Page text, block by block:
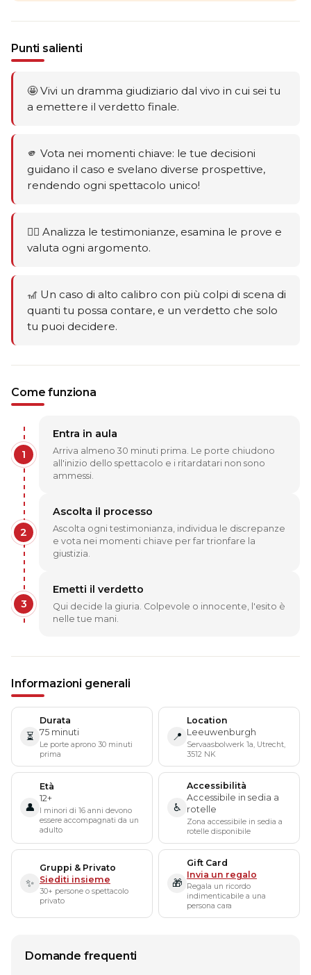
Punti salienti
🤩 Vivi un dramma giudiziario dal vivo in cui sei tu
a emettere il verdetto finale.
🫵 Vota nei momenti chiave: le tue decisioni
guidano il caso e svelano diverse prospettive,
rendendo ogni spettacolo unico!
🕵️‍♂️ Analizza le testimonianze, esamina le prove e
valuta ogni argomento.
🎢 Un caso di alto calibro con più colpi di scena di
quanti tu possa contare, e un verdetto che solo
tu puoi decidere.
Come funziona
1
Entra in aula
Arriva almeno 30 minuti prima. Le porte chiudono
all'inizio dello spettacolo e i ritardatari non sono
ammessi.
2
Ascolta il processo
Ascolta ogni testimonianza, individua le discrepanze
e vota nei momenti chiave per far trionfare la
giustizia.
3
Emetti il verdetto
Qui decide la giuria. Colpevole o innocente, l'esito è
nelle tue mani.
Informazioni generali
⏳
Durata
75 minuti
Le porte aprono 30 minuti
prima
📍
Location
Leeuwenburgh
Servaasbolwerk 1a, Utrecht,
3512 NK
👤
Età
12+
I minori di 16 anni devono
essere accompagnati da un
adulto
♿
Accessibilità
Accessibile in sedia a
rotelle
Zona accessibile in sedia a
rotelle disponibile
✨
Gruppi & Privato
Siediti insieme
30+ persone o spettacolo
privato
🎁
Gift Card
Invia un regalo
Regala un ricordo
indimenticabile a una
persona cara
Domande frequenti